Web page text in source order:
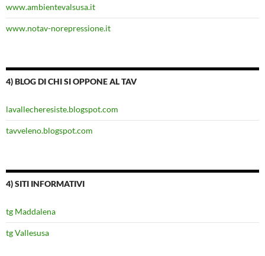
www.ambientevalsusa.it
www.notav-norepressione.it
4) BLOG DI CHI SI OPPONE AL TAV
lavallecheresiste.blogspot.com
tavveleno.blogspot.com
4) SITI INFORMATIVI
tg Maddalena
tg Vallesusa